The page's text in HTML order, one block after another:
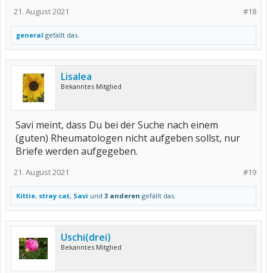
#18
21. August 2021
general gefällt das.
Lisalea
Bekanntes Mitglied
Savi meint, dass Du bei der Suche nach einem
(guten) Rheumatologen nicht aufgeben sollst, nur
Briefe werden aufgegeben.
#19
21. August 2021
Kittie, stray cat, Savi und 3 anderen gefällt das.
Uschi(drei)
Bekanntes Mitglied